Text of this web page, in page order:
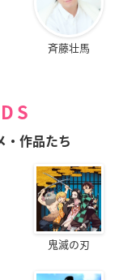
斉藤壮馬
・作品たち
鬼滅の刃